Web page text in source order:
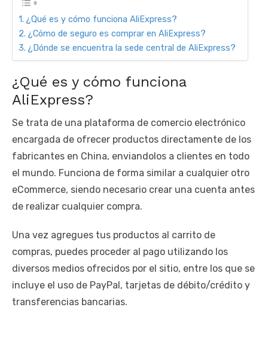
¿Qué es y cómo funciona AliExpress?
¿Cómo de seguro es comprar en AliExpress?
¿Dónde se encuentra la sede central de AliExpress?
¿Qué es y cómo funciona
AliExpress?
Se trata de una plataforma de comercio electrónico
encargada de ofrecer productos directamente de los
fabricantes en China, enviandolos a clientes en todo
el mundo. Funciona de forma similar a cualquier otro
eCommerce, siendo necesario crear una cuenta antes
de realizar cualquier compra.
Una vez agregues tus productos al carrito de
compras, puedes proceder al pago utilizando los
diversos medios ofrecidos por el sitio, entre los que se
incluye el uso de PayPal, tarjetas de débito/crédito y
transferencias bancarias.